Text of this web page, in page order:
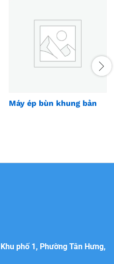
Máy ép bùn khung bản
phố 1, Phường Tân Hưng,